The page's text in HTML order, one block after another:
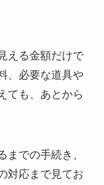
える金額だけで
、必要な道具や
ても、あとから
までの手続き、
対応まで見てお